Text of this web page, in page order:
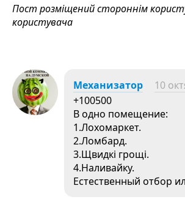
Пост розміщений стороннім
користувача
Механизатор 10
+100500
В одно помещение:
1.Лохомаркет.
2.Ломбард.
3.Щвидкi грощi.
4.Наливайку.
Естественный отбор